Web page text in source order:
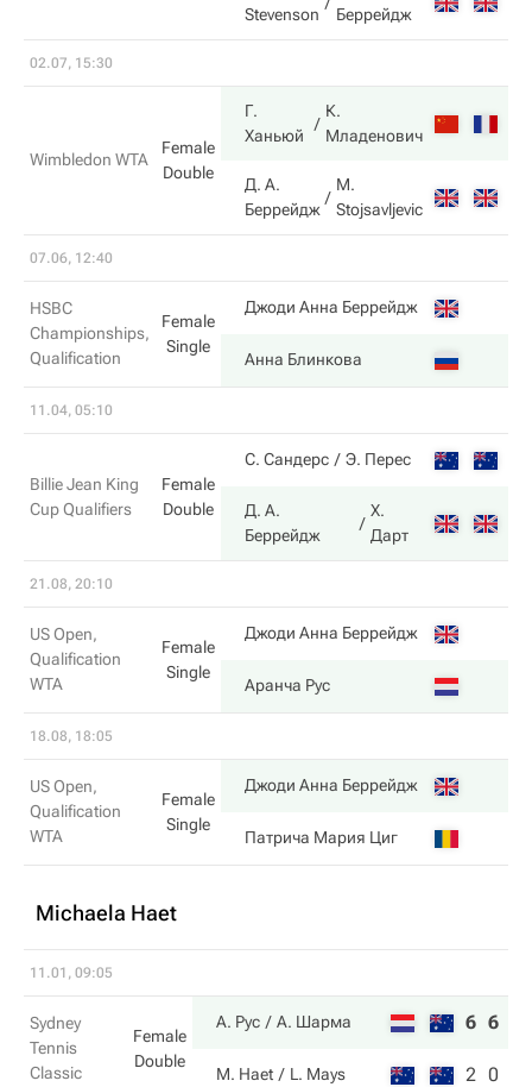
Stevenson
Беррейдж
02.07, 15:30
Wimbledon WTA
Female
Double
Г.
Ханьюй
К.
Младенович
Д. А.
Беррейдж
M.
Stojsavljevic
07.06, 12:40
HSBC
Championships,
Qualification
Female
Single
Джоди Анна Беррейдж
Анна Блинкова
11.04, 05:10
Billie Jean King
Cup Qualifiers
Female
Double
С. Сандерс Э. Перес
Д. А.
Беррейдж
Х.
Дарт
21.08, 20:10
US Open,
Qualification
WTA
Female
Single
Джоди Анна Беррейдж
Аранча Рус
18.08, 18:05
US Open,
Qualification
WTA
Female
Single
Джоди Анна Беррейдж
Патрича Мария Циг
Michaela Haet
11.01, 09:05
Sydney
Tennis
Classic
Female
Double
А. Рус А. Шарма 6 6
M. Haet L. Mays 2 0